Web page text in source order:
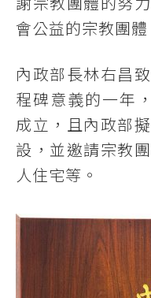
會公益的宗教團體
內政部長林右昌
程碑意義的一年
成立，且內政部
設，並邀請宗教
人住宅等。